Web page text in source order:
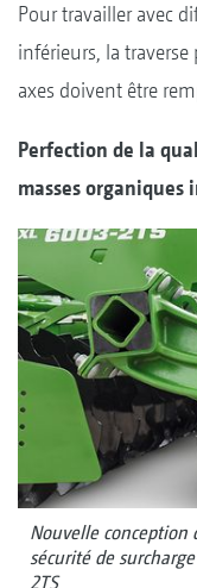
Pour travailler avec
inférieurs, la
axes doivent être
Perfection de la
masses organiques
Nouvelle conception
sécurité de
2TS